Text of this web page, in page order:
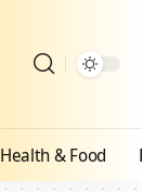
Health & Food